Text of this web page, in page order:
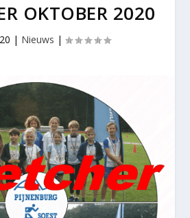
OKTOBER 2020
| Nieuws |